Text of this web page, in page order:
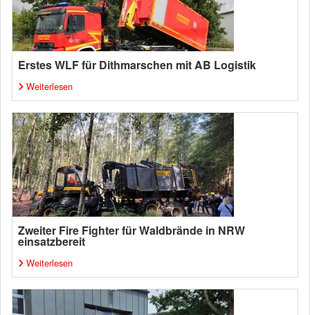
Erstes WLF für Dithmarschen mit AB Logistik
Weiterlesen
Zweiter Fire Fighter für Waldbrände in NRW
einsatzbereit
Weiterlesen